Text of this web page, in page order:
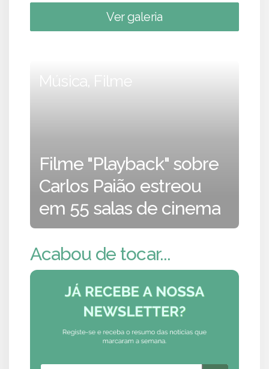
Ver galeria
Música, Filme
Filme "Playback" sobre
Carlos Paião estreou
em 55 salas de cinema
Acabou de tocar...